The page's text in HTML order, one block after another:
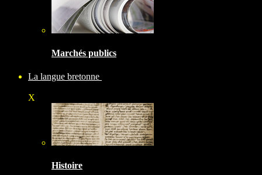
Marchés publics
La langue bretonne
X
Histoire